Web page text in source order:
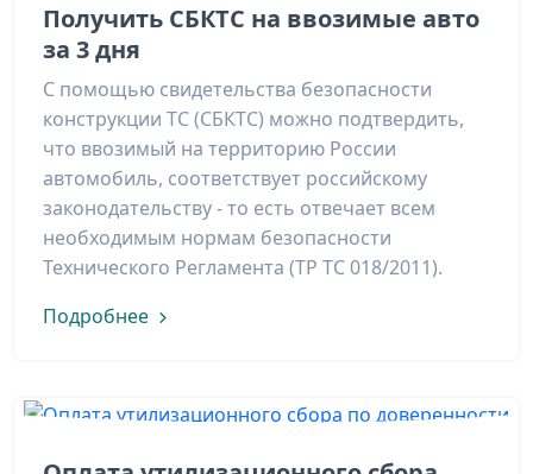
Получить СБКТС на ввозимые авто
за 3 дня
С помощью свидетельства безопасности
конструкции ТС (СБКТС) можно подтвердить,
что ввозимый на территорию России
автомобиль, соответствует российскому
законодательству - то есть отвечает всем
необходимым нормам безопасности
Технического Регламента (ТР ТС 018/2011).
Подробнее